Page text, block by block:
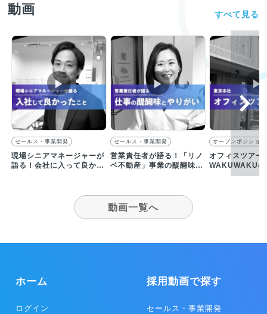
動画 すべて見る
▶︎
セールス・事業開発
現場シニアマネージャーが
語る！会社に入って良かっ
▶︎
セールス・事業開発
営業責任者が語る！「リノ
ベ不動産」事業の醍醐味と
▶︎
オープンポジション
オフィスツアー
WAKUWAKU
スをご紹介
動画一覧へ
ホーム
ログイン
採用動画で探す
セールス・事業開発